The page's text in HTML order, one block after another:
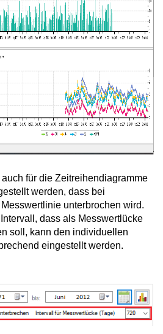
auch für die Zeitreihendiagramme
werden, dass bei
unterbrochen wird.
dass als Messwertlücke
soll, kann den individuellen
eingestellt werden.